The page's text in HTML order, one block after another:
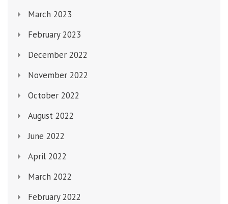
March 2023
February 2023
December 2022
November 2022
October 2022
August 2022
June 2022
April 2022
March 2022
February 2022